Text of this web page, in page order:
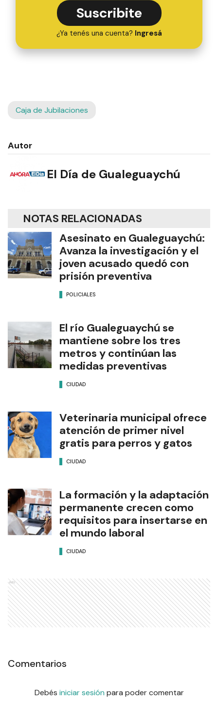
Suscribite
¿Ya tenés una cuenta? Ingresá
Caja de Jubilaciones
Autor
El Día de Gualeguaychú
NOTAS RELACIONADAS
Asesinato en Gualeguaychú:
Avanza la investigación y el
joven acusado quedó con
prisión preventiva
POLICIALES
El río Gualeguaychú se
mantiene sobre los tres
metros y continúan las
medidas preventivas
CIUDAD
Veterinaria municipal ofrece
atención de primer nivel
gratis para perros y gatos
CIUDAD
La formación y la adaptación
permanente crecen como
requisitos para insertarse en
el mundo laboral
CIUDAD
Ads
Comentarios
Debés iniciar sesión para poder comentar